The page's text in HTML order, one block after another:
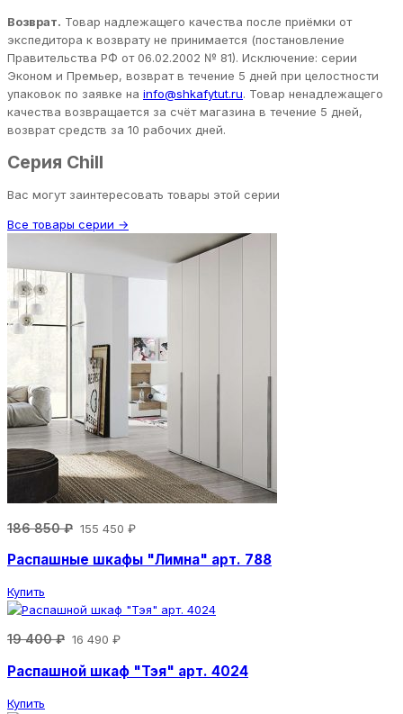
Возврат. Товар надлежащего качества после приёмки от
экспедитора к возврату не принимается (постановление
Правительства РФ от 06.02.2002 № 81). Исключение: серии
Эконом и Премьер, возврат в течение 5 дней при целостности
упаковок по заявке на info@shkafytut.ru. Товар ненадлежащего
качества возвращается за счёт магазина в течение 5 дней,
возврат средств за 10 рабочих дней.
Серия Chill
Вас могут заинтересовать товары этой серии
Все товары серии →
186 850 ₽ 155 450 ₽
Распашные шкафы "Лимна" арт. 788
Купить
19 400 ₽ 16 490 ₽
Распашной шкаф "Тэя" арт. 4024
Купить